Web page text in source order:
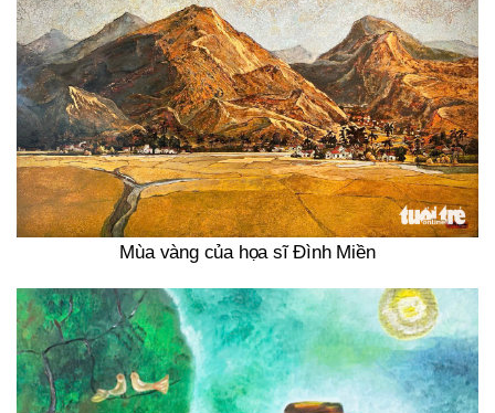
Mùa vàng của họa sĩ Đình Miền